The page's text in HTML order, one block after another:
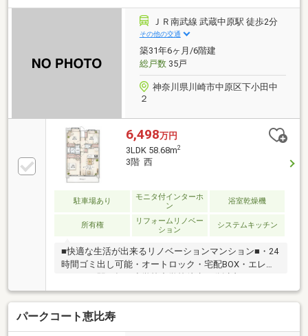
ります☆（※2025年11月住宅新報より抜粋）
ＪＲ南武線 武蔵中原駅 徒歩2分
その他の交通
築31年6ヶ月/6階建
総戸数35戸
神奈川県川崎市中原区下小田中
２
6,498万円
3LDK 58.68m2
3階 西
駐車場あり
モニタ付インターホ
ン
浴室乾燥機
所有権
リフォームリノベー
ション
システムキッチン
■快適な生活が出来るリノベーションマンション■・24
時間ゴミ出し可能・オートロック・宅配BOX・エレベ
ーター・駅平坦・小学校中学校徒歩５分以内・スーパ
ー５分以内と快適さと利便性を兼ねそろえたマンショ
ンとなっております。JR南武線「武蔵中原」駅徒歩2
分の好立地。新規リノベーション済みの3LDKは、全居
室収納に加え便利なウォークインクローゼット付き。
パークコート恵比寿